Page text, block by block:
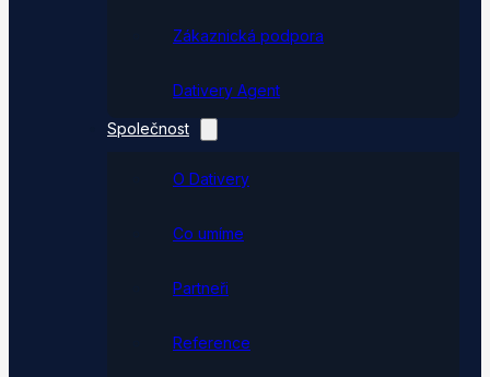
Zákaznická podpora
Dativery Agent
Společnost
O Dativery
Co umíme
Partneři
Reference